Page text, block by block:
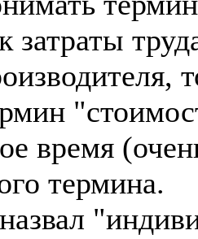
затраты
время
термина.